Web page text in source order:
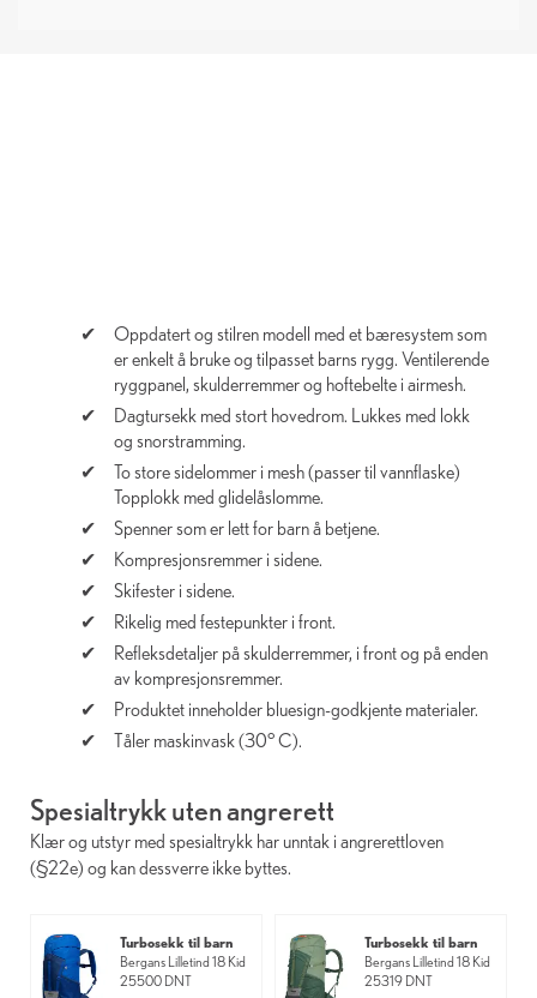
Oppdatert og stilren modell med et bæresystem som
er enkelt å bruke og tilpasset barns rygg. Ventilerende
ryggpanel, skulderremmer og hoftebelte i airmesh.
Dagtursekk med stort hovedrom. Lukkes med lokk
og snorstramming.
To store sidelommer i mesh (passer til vannflaske)
Topplokk med glidelåslomme.
Spenner som er lett for barn å betjene.
Kompresjonsremmer i sidene.
Skifester i sidene.
Rikelig med festepunkter i front.
Refleksdetaljer på skulderremmer, i front og på enden
av kompresjonsremmer.
Produktet inneholder bluesign-godkjente materialer.
Tåler maskinvask (30° C).
Spesialtrykk uten angrerett
Klær og utstyr med spesialtrykk har unntak i angrerettloven
(§22e) og kan dessverre ikke byttes.
Turbosekk til barn
Bergans Lilletind 18 Kid
25500 DNT
Turbosekk til barn
Bergans Lilletind 18 Kid
25319 DNT